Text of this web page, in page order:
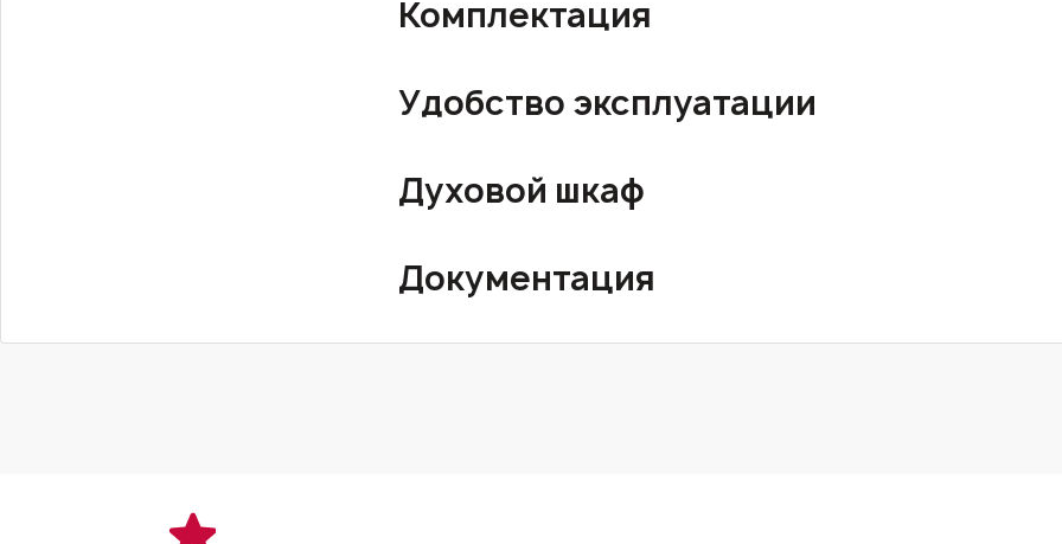
Комплектация
Удобство эксплуатации
Духовой шкаф
Документация